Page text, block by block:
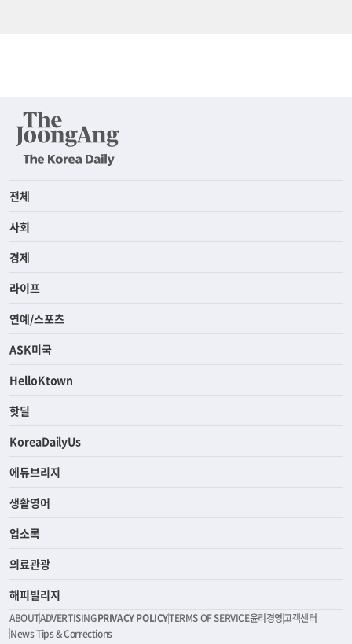
전체
사회
경제
라이프
연예/스포츠
ASK미국
HelloKtown
핫딜
KoreaDailyUs
에듀브리지
생활영어
업소록
의료관광
해피빌리지
ABOUTADVERTISINGPRIVACY POLICYTERMS OF SERVICE윤리경영고객센터
News Tips & Corrections